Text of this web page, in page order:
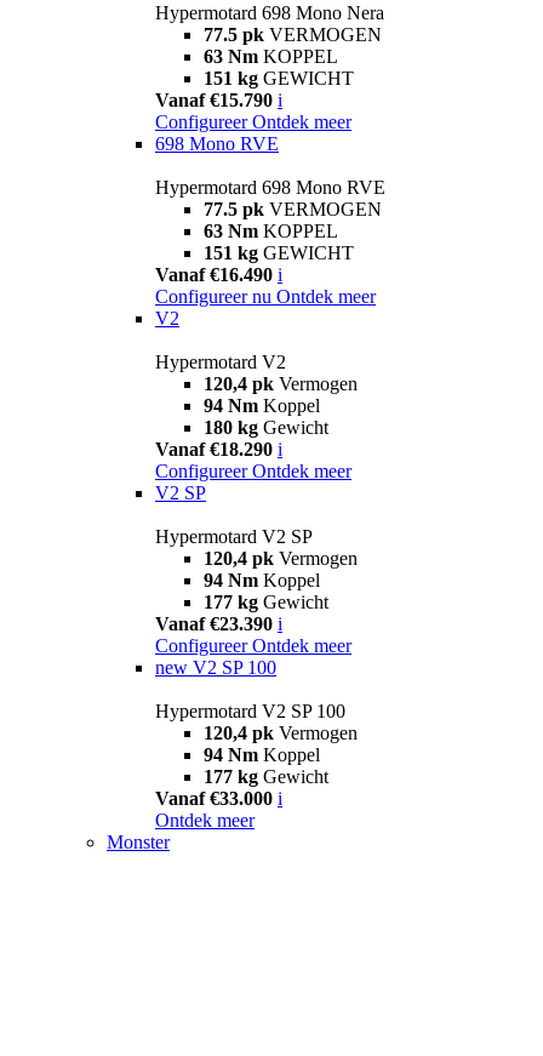
Hypermotard 698 Mono Nera
77.5 pk VERMOGEN
63 Nm KOPPEL
151 kg GEWICHT
Vanaf €15.790 i
Configureer Ontdek meer
698 Mono RVE
Hypermotard 698 Mono RVE
77.5 pk VERMOGEN
63 Nm KOPPEL
151 kg GEWICHT
Vanaf €16.490 i
Configureer nu Ontdek meer
V2
Hypermotard V2
120,4 pk Vermogen
94 Nm Koppel
180 kg Gewicht
Vanaf €18.290 i
Configureer Ontdek meer
V2 SP
Hypermotard V2 SP
120,4 pk Vermogen
94 Nm Koppel
177 kg Gewicht
Vanaf €23.390 i
Configureer Ontdek meer
new V2 SP 100
Hypermotard V2 SP 100
120,4 pk Vermogen
94 Nm Koppel
177 kg Gewicht
Vanaf €33.000 i
Ontdek meer
Monster